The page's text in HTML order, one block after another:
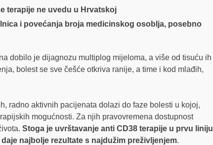
terapije ne uvedu u Hrvatskoj
i povećanja broja medicinskog osoblja, posebno
dobilo je dijagnozu multiplog mijeloma, a više od tisuću ih
bolest se sve češće otkriva ranije, a time i kod mlađih,
radno aktivnih pacijenata dolazi do faze bolesti u kojoj,
mogućnosti. Za njih pravovremena dostupnost
Stoga je uvrštavanje anti CD38 terapije u prvu liniju
najbolje rezultate s najdužim preživljenjem.